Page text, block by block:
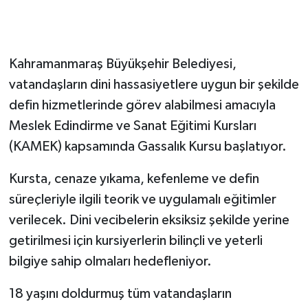
Kahramanmaraş Büyükşehir Belediyesi,
vatandaşların dini hassasiyetlere uygun bir şekilde
defin hizmetlerinde görev alabilmesi amacıyla
Meslek Edindirme ve Sanat Eğitimi Kursları
(KAMEK) kapsamında Gassalık Kursu başlatıyor.
Kursta, cenaze yıkama, kefenleme ve defin
süreçleriyle ilgili teorik ve uygulamalı eğitimler
verilecek. Dini vecibelerin eksiksiz şekilde yerine
getirilmesi için kursiyerlerin bilinçli ve yeterli
bilgiye sahip olmaları hedefleniyor.
18 yaşını doldurmuş tüm vatandaşların
KADIN-AİLE
YEREL YÖNETİM
MEDYA
SEÇİM 2011
ÜÇÜNCÜ SAYFA
BİLİMNET